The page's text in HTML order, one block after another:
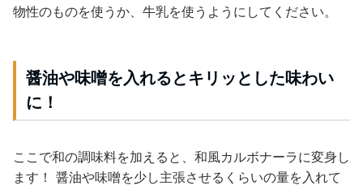
物性のものを使うか、牛乳を使うようにしてください。
醤油や味噌を入れるとキリッとした味わい
に！
ここで和の調味料を加えると、和風カルボナーラに変身し
ます！ 醤油や味噌を少し主張させるくらいの量を入れて